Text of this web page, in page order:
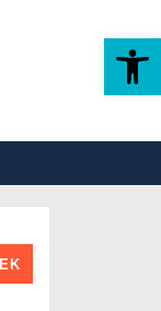
Toolbar openen